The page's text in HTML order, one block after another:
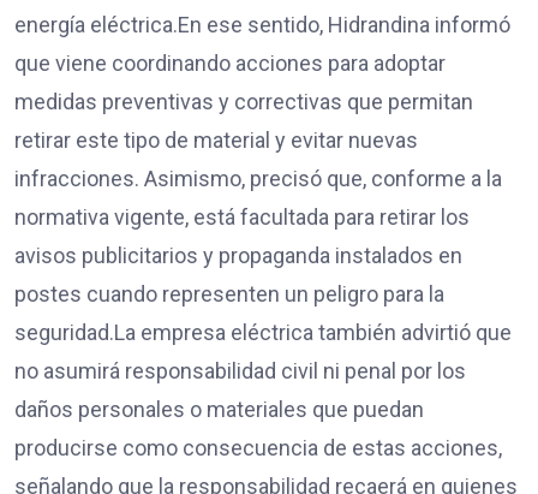
energía eléctrica.En ese sentido, Hidrandina informó
que viene coordinando acciones para adoptar
medidas preventivas y correctivas que permitan
retirar este tipo de material y evitar nuevas
infracciones. Asimismo, precisó que, conforme a la
normativa vigente, está facultada para retirar los
avisos publicitarios y propaganda instalados en
postes cuando representen un peligro para la
seguridad.La empresa eléctrica también advirtió que
no asumirá responsabilidad civil ni penal por los
daños personales o materiales que puedan
producirse como consecuencia de estas acciones,
señalando que la responsabilidad recaerá en quienes